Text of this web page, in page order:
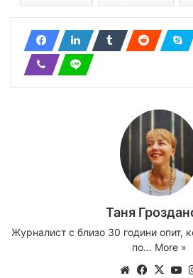
Таня
Журналист с близо 30 години опит,
по… More »
WebsiteX